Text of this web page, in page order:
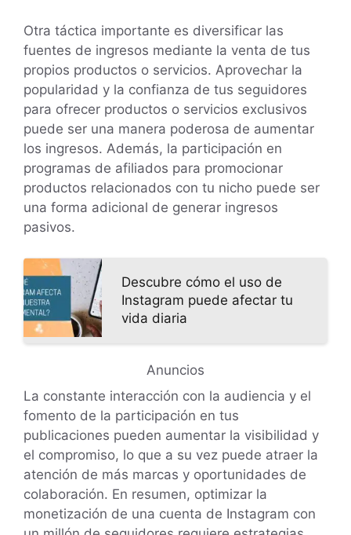
Otra táctica importante es diversificar las
fuentes de ingresos mediante la venta de tus
propios productos o servicios. Aprovechar la
popularidad y la confianza de tus seguidores
para ofrecer productos o servicios exclusivos
puede ser una manera poderosa de aumentar
los ingresos. Además, la participación en
programas de afiliados para promocionar
productos relacionados con tu nicho puede ser
una forma adicional de generar ingresos
pasivos.
Descubre cómo el uso de
Instagram puede afectar tu
vida diaria
Anuncios
La constante interacción con la audiencia y el
fomento de la participación en tus
publicaciones pueden aumentar la visibilidad y
el compromiso, lo que a su vez puede atraer la
atención de más marcas y oportunidades de
colaboración. En resumen, optimizar la
monetización de una cuenta de Instagram con